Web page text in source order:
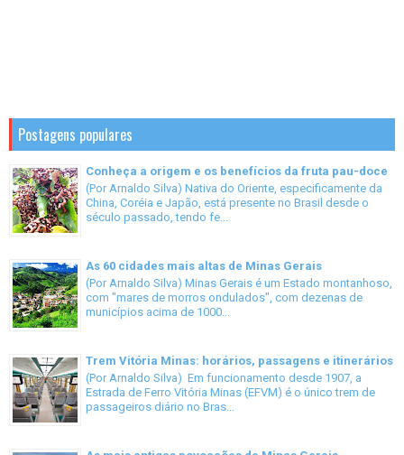
Postagens populares
Conheça a origem e os benefícios da fruta pau-doce
(Por Arnaldo Silva) Nativa do Oriente, especificamente da
China, Coréia e Japão, está presente no Brasil desde o
século passado, tendo fe...
As 60 cidades mais altas de Minas Gerais
(Por Arnaldo Silva) Minas Gerais é um Estado montanhoso,
com "mares de morros ondulados", com dezenas de
municípios acima de 1000...
Trem Vitória Minas: horários, passagens e itinerários
(Por Arnaldo Silva) Em funcionamento desde 1907, a
Estrada de Ferro Vitória Minas (EFVM) é o único trem de
passageiros diário no Bras...